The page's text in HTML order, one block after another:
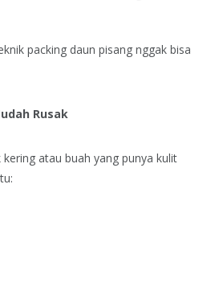
packing daun pisang nggak bisa
Rusak
atau buah yang punya kulit